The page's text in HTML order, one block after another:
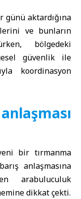
günü aktardığına
ve bunların
bölgedeki
güvenlik ile
koordinasyon
bir tırmanma
anlaşmasına
arabuluculuk
dikkat çekti.